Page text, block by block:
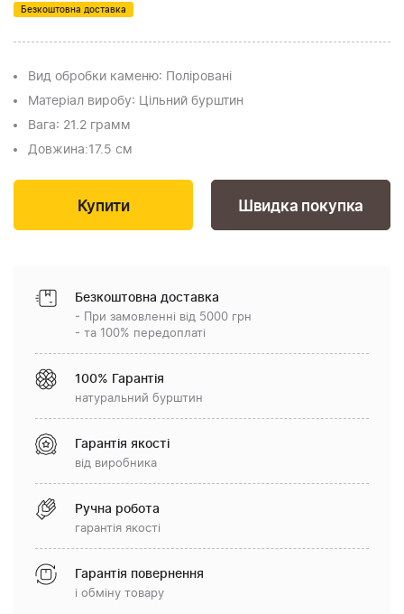
Безкоштовна доставка
Вид обробки каменю: Поліровані
Матеріал виробу: Цільний бурштин
Вага: 21.2 грамм
Довжина:17.5 см
Швидка покупка
Безкоштовна доставка
- При замовленні від 5000 грн
- та 100% передоплаті
100% Гарантія
натуральний бурштин
Гарантія якості
від виробника
Ручна робота
гарантія якості
Гарантія повернення
і обміну товару